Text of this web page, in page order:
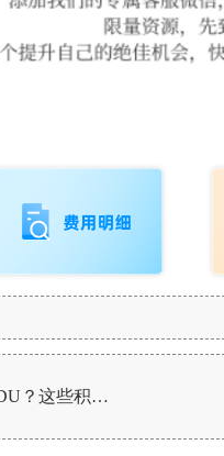
PMP 续证需 60 个 PDU？这些积累方式真的可行吗？